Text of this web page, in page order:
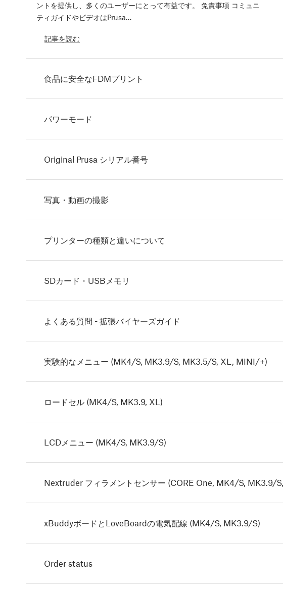
ントを提供し、多くのユーザーにとって有益です。 免責事項 コミュニ
ティガイドやビデオはPrusa…
記事を読む
食品に安全なFDMプリント
パワーモード
Original Prusa シリアル番号
写真・動画の撮影
プリンターの種類と違いについて
SDカード・USBメモリ
よくある質問 - 拡張バイヤーズガイド
実験的なメニュー (MK4/S, MK3.9/S, MK3.5/S, XL, MINI/+)
ロードセル (MK4/S, MK3.9, XL)
LCDメニュー (MK4/S, MK3.9/S)
Nextruder フィラメントセンサー (CORE One, MK4/S, MK3.9/
xBuddyボードとLoveBoardの電気配線 (MK4/S, MK3.9/S)
Order status